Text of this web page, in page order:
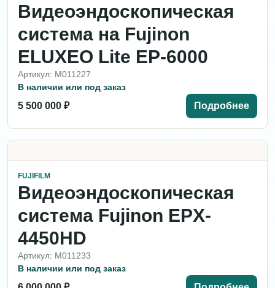
Видеоэндоскопическая
система на Fujinon
ELUXEO Lite EP-6000
Артикул: M011227
В наличии или под заказ
5 500 000 ₽ Подробнее
FUJIFILM
Видеоэндоскопическая
система Fujinon EPX-
4450HD
Артикул: M011233
В наличии или под заказ